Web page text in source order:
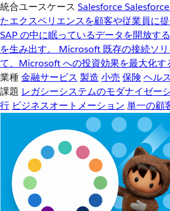
統合ユースケース Salesforce
たエクスペリエンスを顧客や従業員に
SAP の中に眠っているデータを開放す
を生み出す。
Microsoft 既存の接続ソ
て、Microsoft への投資効果を最大化す
業種金融サービス 製造 小売 保険 ヘル
課題 レガシーシステムのモダナイゼー
行 ビジネスオートメーション 単一の顧